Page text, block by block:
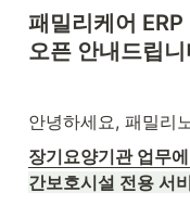
패밀리케어
오픈 안내드립
안녕하세요, 패밀리
장기요양기관 업무
간보호시설 전용 서